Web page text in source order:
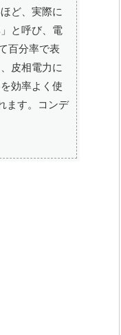
ど、実際に
と呼び、電
百分率で表
皮相電力に
効率よく使
ます。コンデ